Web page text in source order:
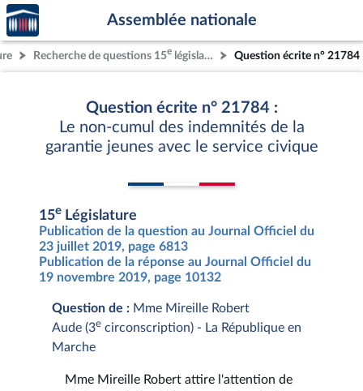
Aller au contenu
Aller en bas de la page
Accèder
à la
page
d'accueil
Assemblée nationale
Recherche de questions 15e législature Question écrite n° 21784
Question écrite n° 21784 :
Le non-cumul des indemnités de la
garantie jeunes avec le service civique
15e Législature
Publication de la question au Journal Officiel du
23 juillet 2019, page 6813
Publication de la réponse au Journal Officiel du
19 novembre 2019, page 10132
Question de : Mme Mireille Robert
Aude (3e circonscription) - La République en
Marche
Mme Mireille Robert attire l'attention de